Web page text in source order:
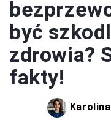
być
zdrowia?
fakty!